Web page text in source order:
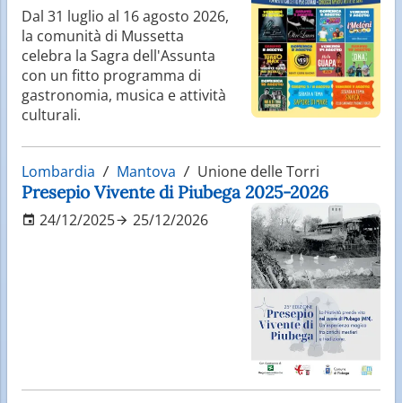
Dal 31 luglio al 16 agosto 2026,
la comunità di Mussetta
celebra la Sagra dell'Assunta
con un fitto programma di
gastronomia, musica e attività
culturali.
Lombardia Mantova Unione delle Torri
Presepio Vivente di Piubega 2025-2026
24/12/2025 25/12/2026